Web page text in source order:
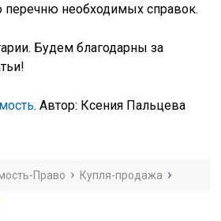
перечню необходимых справок.
Будем благодарны за
. Автор: Ксения Пальцева
Право Купля-продажа